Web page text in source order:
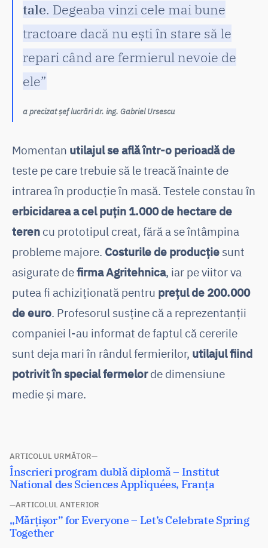
tale. Degeaba vinzi cele mai bune
tractoare dacă nu ești în stare să le
repari când are fermierul nevoie de
ele”
a precizat șef lucrări dr. ing. Gabriel Ursescu
Momentan utilajul se află într-o perioadă de
teste pe care trebuie să le treacă înainte de
intrarea în producție în masă. Testele constau în
erbicidarea a cel puțin 1.000 de hectare de
teren cu prototipul creat, fără a se întâmpina
probleme majore. Costurile de producție sunt
asigurate defirma Agritehnica, iar pe viitor va
putea fi achiziționată pentru prețul de 200.000
de euro. Profesorul susține că a reprezentanții
companiei l-au informat de faptul că cererile
sunt deja mari în rândul fermierilor, utilajul fiind
potrivit în special fermelorde dimensiune
medie și mare.
Navigare
în
articole
ARTICOLUL ANTERIOR
Articolul
anterior:
„Mărțișor” for Everyone – Let’s Celebrate Spring
Together
ARTICOLUL URMĂTOR
Articolul
următor:
Înscrieri program dublă diplomă – Institut
National des Sciences Appliquées, Franța